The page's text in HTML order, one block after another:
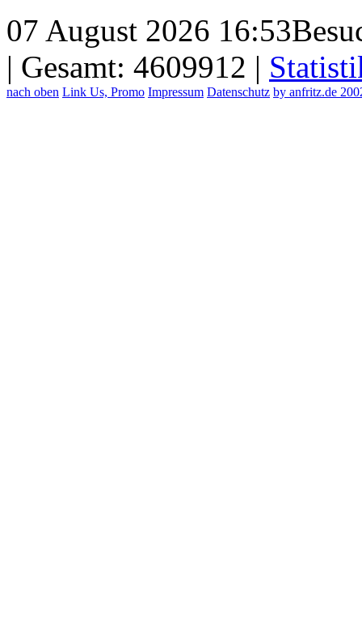
07 August 2026 16:53
| Gesamt: 4609912 |
nach oben Link Us, Promo Impressum Datenschutz by anfritz.de